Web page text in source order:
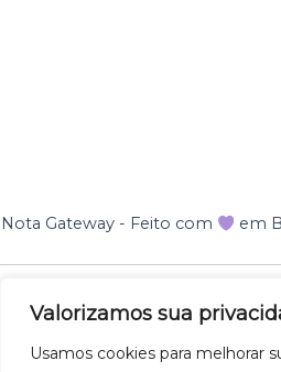
Valorizamos sua
Usamos cookies para melhorar
Nota Gateway - Feito com em
Nota Gateway — 2011 - 2025 ©
NOTA GATEWAY
LTDA